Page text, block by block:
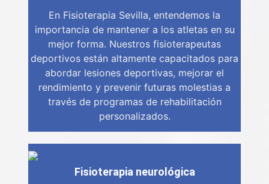
En Fisioterapia Sevilla, entendemos la
importancia de mantener a los atletas en su
mejor forma. Nuestros fisioterapeutas
deportivos están altamente capacitados para
abordar lesiones deportivas, mejorar el
rendimiento y prevenir futuras molestias a
través de programas de rehabilitación
personalizados.
Fisioterapia neurológica